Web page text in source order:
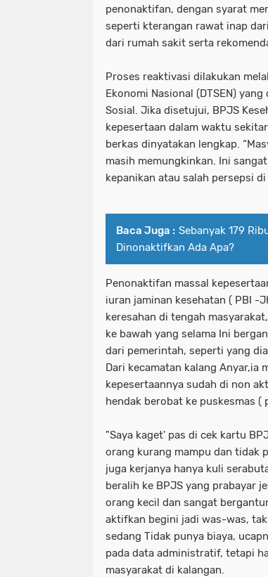
penonaktifan, dengan syarat
seperti kterangan rawat inap
dari rumah sakit serta
Proses reaktivasi dilakukan
Ekonomi Nasional (DTSEN)
Sosial. Jika disetujui, BPJS
kepesertaan dalam waktu
berkas dinyatakan lengkap.
masih memungkinkan. Ini
kepanikan atau salah persepsi di
Baca Juga : Sebanyak 179
Dinonaktifkan Ada Apa?
Penonaktifan massal
iuran jaminan kesehatan ( PBI -
keresahan di tengah
ke bawah yang selama Ini
dari pemerintah, seperti yang
Dari kecamatan kalang Anyar,ia
kepesertaannya sudah di non
hendak berobat ke puskesmas (
"Saya kaget' pas di cek kartu
orang kurang mampu dan tidak
juga kerjanya hanya kuli
beralih ke BPJS yang prabayar
orang kecil dan sangat
aktifkan begini jadi was-was,
sedang Tidak punya biaya,
pada data administratif, tetapi
masyarakat di kalangan.